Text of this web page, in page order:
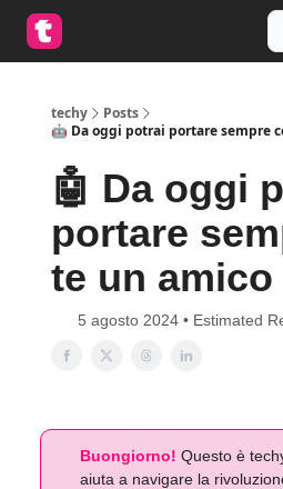
techy
Posts
🤖 Da oggi potrai portare sempre
🤖 Da oggi
portare
te un
5 agosto 2024 • Estimated
Buongiorno! Questo è
aiuta a navigare la